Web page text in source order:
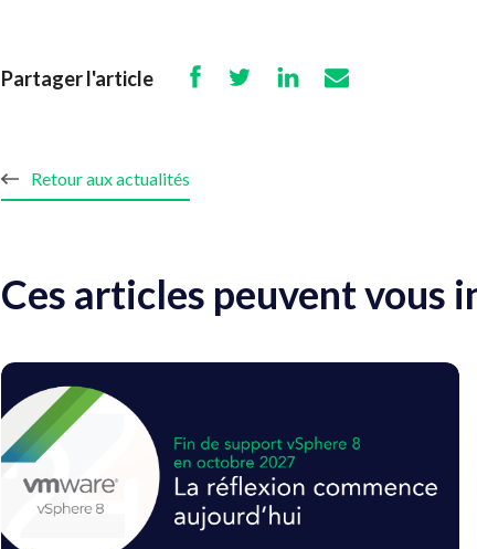
Partager l'article
Retour aux actualités
Ces articles peuvent vous